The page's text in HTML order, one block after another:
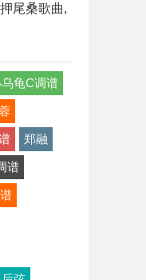
尾桑歌曲,
区版六线
龟C调谱
郑融
谱